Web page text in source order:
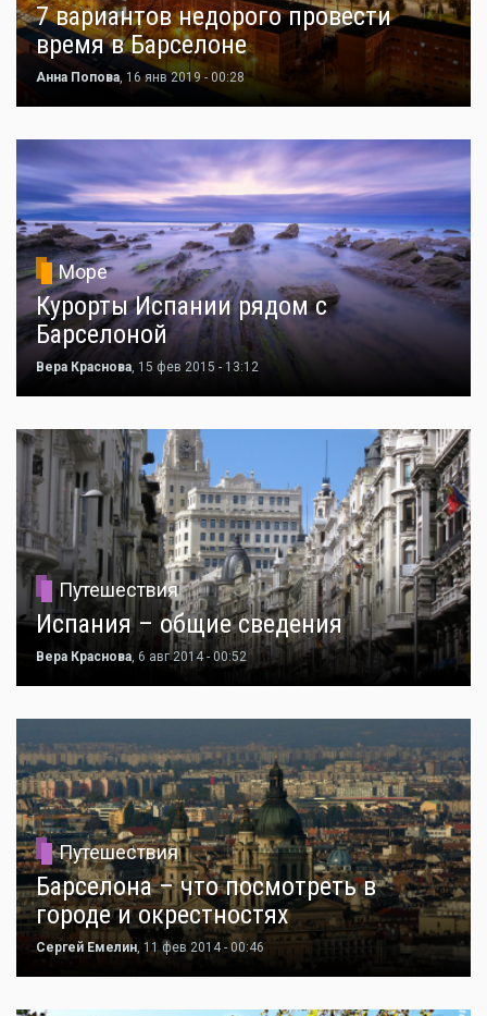
7 вариантов недорого провести
время в Барселоне
Анна Попова, 16 янв 2019 - 00:28
Море
Курорты Испании рядом с
Барселоной
Вера Краснова, 15 фев 2015 - 13:12
Путешествия
Испания – общие сведения
Вера Краснова, 6 авг 2014 - 00:52
Путешествия
Барселона – что посмотреть в
городе и окрестностях
Сергей Емелин , 11 фев 2014 - 00:46